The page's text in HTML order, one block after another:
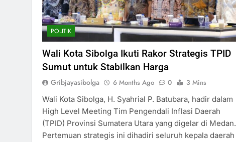
POLITIK
Wali Kota Sibolga Ikuti Rakor Strategis TPID
Sumut untuk Stabilkan Harga
Gribjayasibolga 6 Months Ago 0
3 Mins
Wali Kota Sibolga, H. Syahrial P. Batubara, hadir dalam
High Level Meeting Tim Pengendali Inflasi Daerah
(TPID) Provinsi Sumatera Utara yang digelar di Medan.
Pertemuan strategis ini dihadiri seluruh kepala daerah